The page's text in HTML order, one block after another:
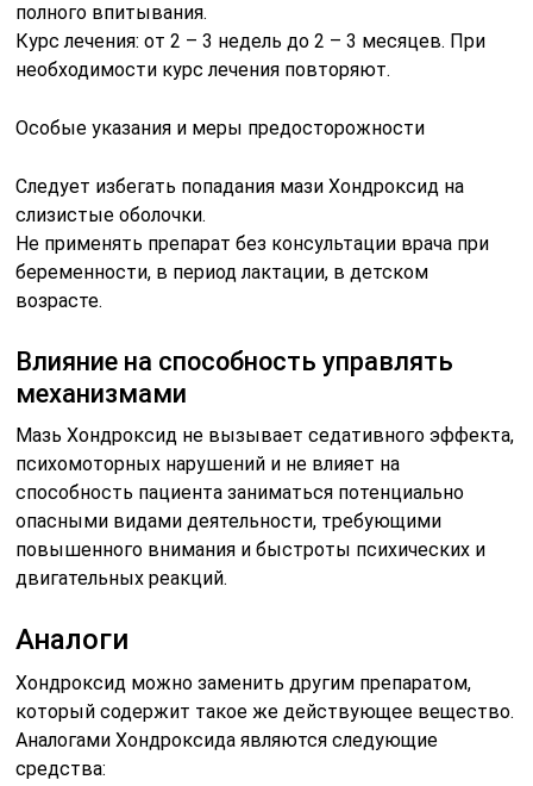
полного впитывания.
Курс лечения: от 2 – 3 недель до 2 – 3 месяцев. При
необходимости курс лечения повторяют.
Особые указания и меры предосторожности
Следует избегать попадания мази Хондроксид на
слизистые оболочки.
Не применять препарат без консультации врача при
беременности, в период лактации, в детском
возрасте.
Влияние на способность управлять
механизмами
Мазь Хондроксид не вызывает седативного эффекта,
психомоторных нарушений и не влияет на
способность пациента заниматься потенциально
опасными видами деятельности, требующими
повышенного внимания и быстроты психических и
двигательных реакций.
Аналоги
Хондроксид можно заменить другим препаратом,
который содержит такое же действующее вещество.
Аналогами Хондроксида являются следующие
средства: